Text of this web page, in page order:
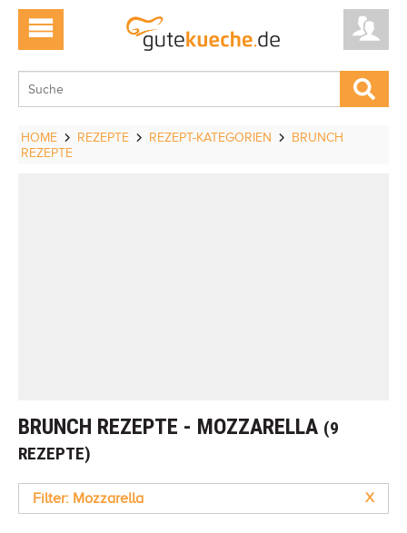
HOME REZEPTE REZEPT-KATEGORIEN
BRUNCH
REZEPTE
BRUNCH REZEPTE - MOZZARELLA (9
REZEPTE)
Filter: Mozzarella X